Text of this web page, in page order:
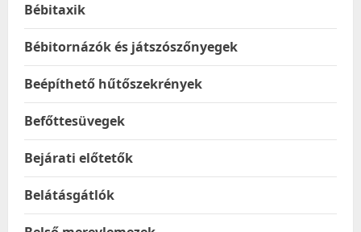
Bébitaxik
Bébitornázók és játszószőnyegek
Beépíthető hűtőszekrények
Befőttesüvegek
Bejárati előtetők
Belátásgátlók